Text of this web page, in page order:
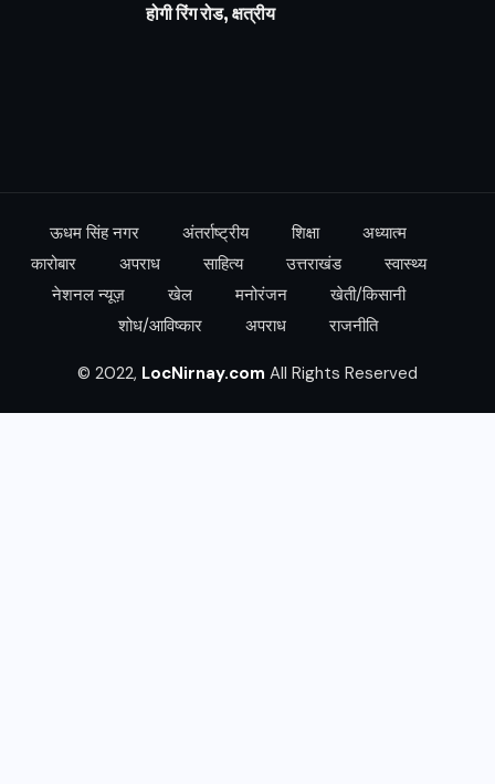
होगी रिंग रोड, क्षत्रीय
ऊधम सिंह नगर अंतर्राष्ट्रीय शिक्षा
अध्यात्म
कारोबार
अपराध साहित्य उत्तराखंड
स्वास्थ्य
नेशनल न्यूज़
खेल मनोरंजन
खेती/किसानी
शोध/आविष्कार
अपराध राजनीति
© 2022, LocNirnay.com All Rights Reserved